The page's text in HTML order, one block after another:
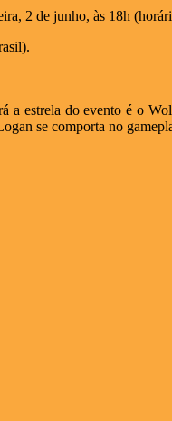
2 de junho, às 18h
a estrela do evento é o
se comporta no